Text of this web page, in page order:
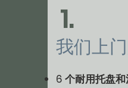
1.
我们上
6 个耐用托盘